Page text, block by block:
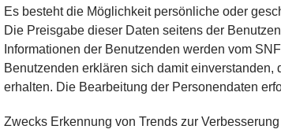
Es besteht die Möglichkeit persönliche oder
Die Preisgabe dieser Daten seitens der
Informationen der Benutzenden werden vom
Benutzenden erklären sich damit
erhalten. Die Bearbeitung der Personendaten
Zwecks Erkennung von Trends zur